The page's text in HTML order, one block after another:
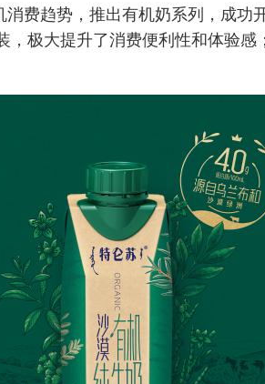
消费趋势，推出有机奶系列，成功
极大提升了消费便利性和体验